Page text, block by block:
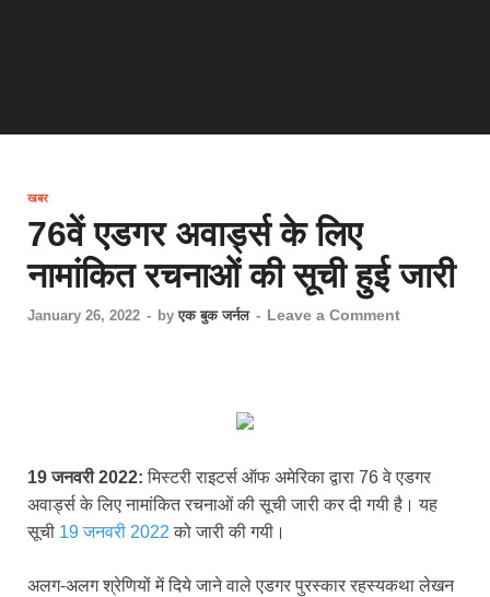
खबर
76वें एडगर अवार्ड्स के लिए
नामांकित रचनाओं की सूची हुई जारी
January 26, 2022 - by एक बुक जर्नल - Leave a Comment
19 जनवरी 2022: मिस्टरी राइटर्स ऑफ अमेरिका द्वारा 76 वे एडगर
अवार्ड्स के लिए नामांकित रचनाओं की सूची जारी कर दी गयी है। यह
सूची 19 जनवरी 2022 को जारी की गयी।
अलग-अलग श्रेणियों में दिये जाने वाले एडगर पुरस्कार रहस्यकथा लेखन